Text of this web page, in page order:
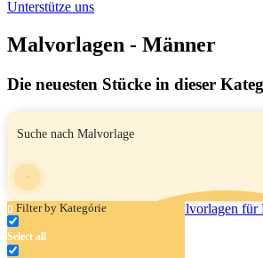
Unterstütze uns
Malvorlagen - Männer
Die neuesten Stücke in dieser
Filter by Kategórie
Select all
Volleyballspieler